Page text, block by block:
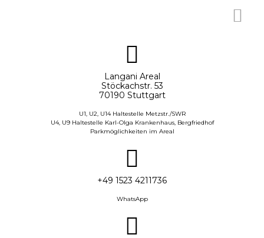
Langani Areal
Stöckachstr. 53
70190 Stuttgart
U1, U2, U14 Haltestelle Metzstr./SWR
U4, U9 Haltestelle Karl-Olga Krankenhaus, Bergfriedhof
Parkmöglichkeiten im Areal
+49 1523 4211736
WhatsApp